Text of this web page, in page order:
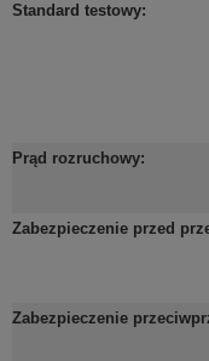
Standard testowy:
Prąd rozruchowy:
Zabezpieczenie przed
Zabezpieczenie